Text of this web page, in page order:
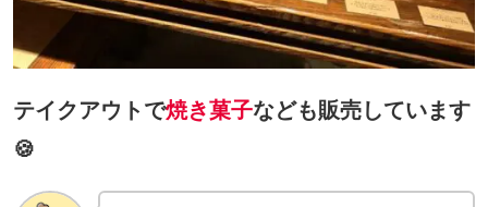
テイクアウトで焼き菓子なども販売しています
🍪